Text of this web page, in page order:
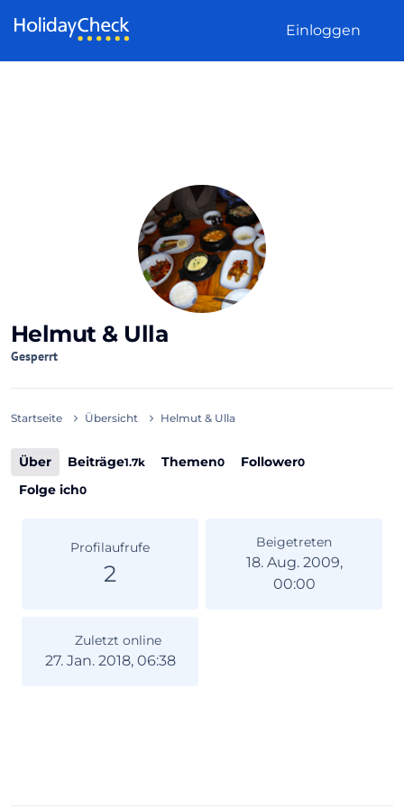
Einloggen
Helmut & Ulla
Gesperrt
Startseite Übersicht Helmut & Ulla
Über Beiträge1.7k Themen0 Follower0
Folge ich0
Profilaufrufe
2
Beigetreten
18. Aug. 2009,
00:00
Zuletzt online
27. Jan. 2018, 06:38